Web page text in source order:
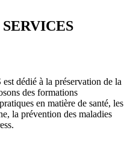
dédié à la préservation de la
des formations
en matière de santé, les
la prévention des maladies